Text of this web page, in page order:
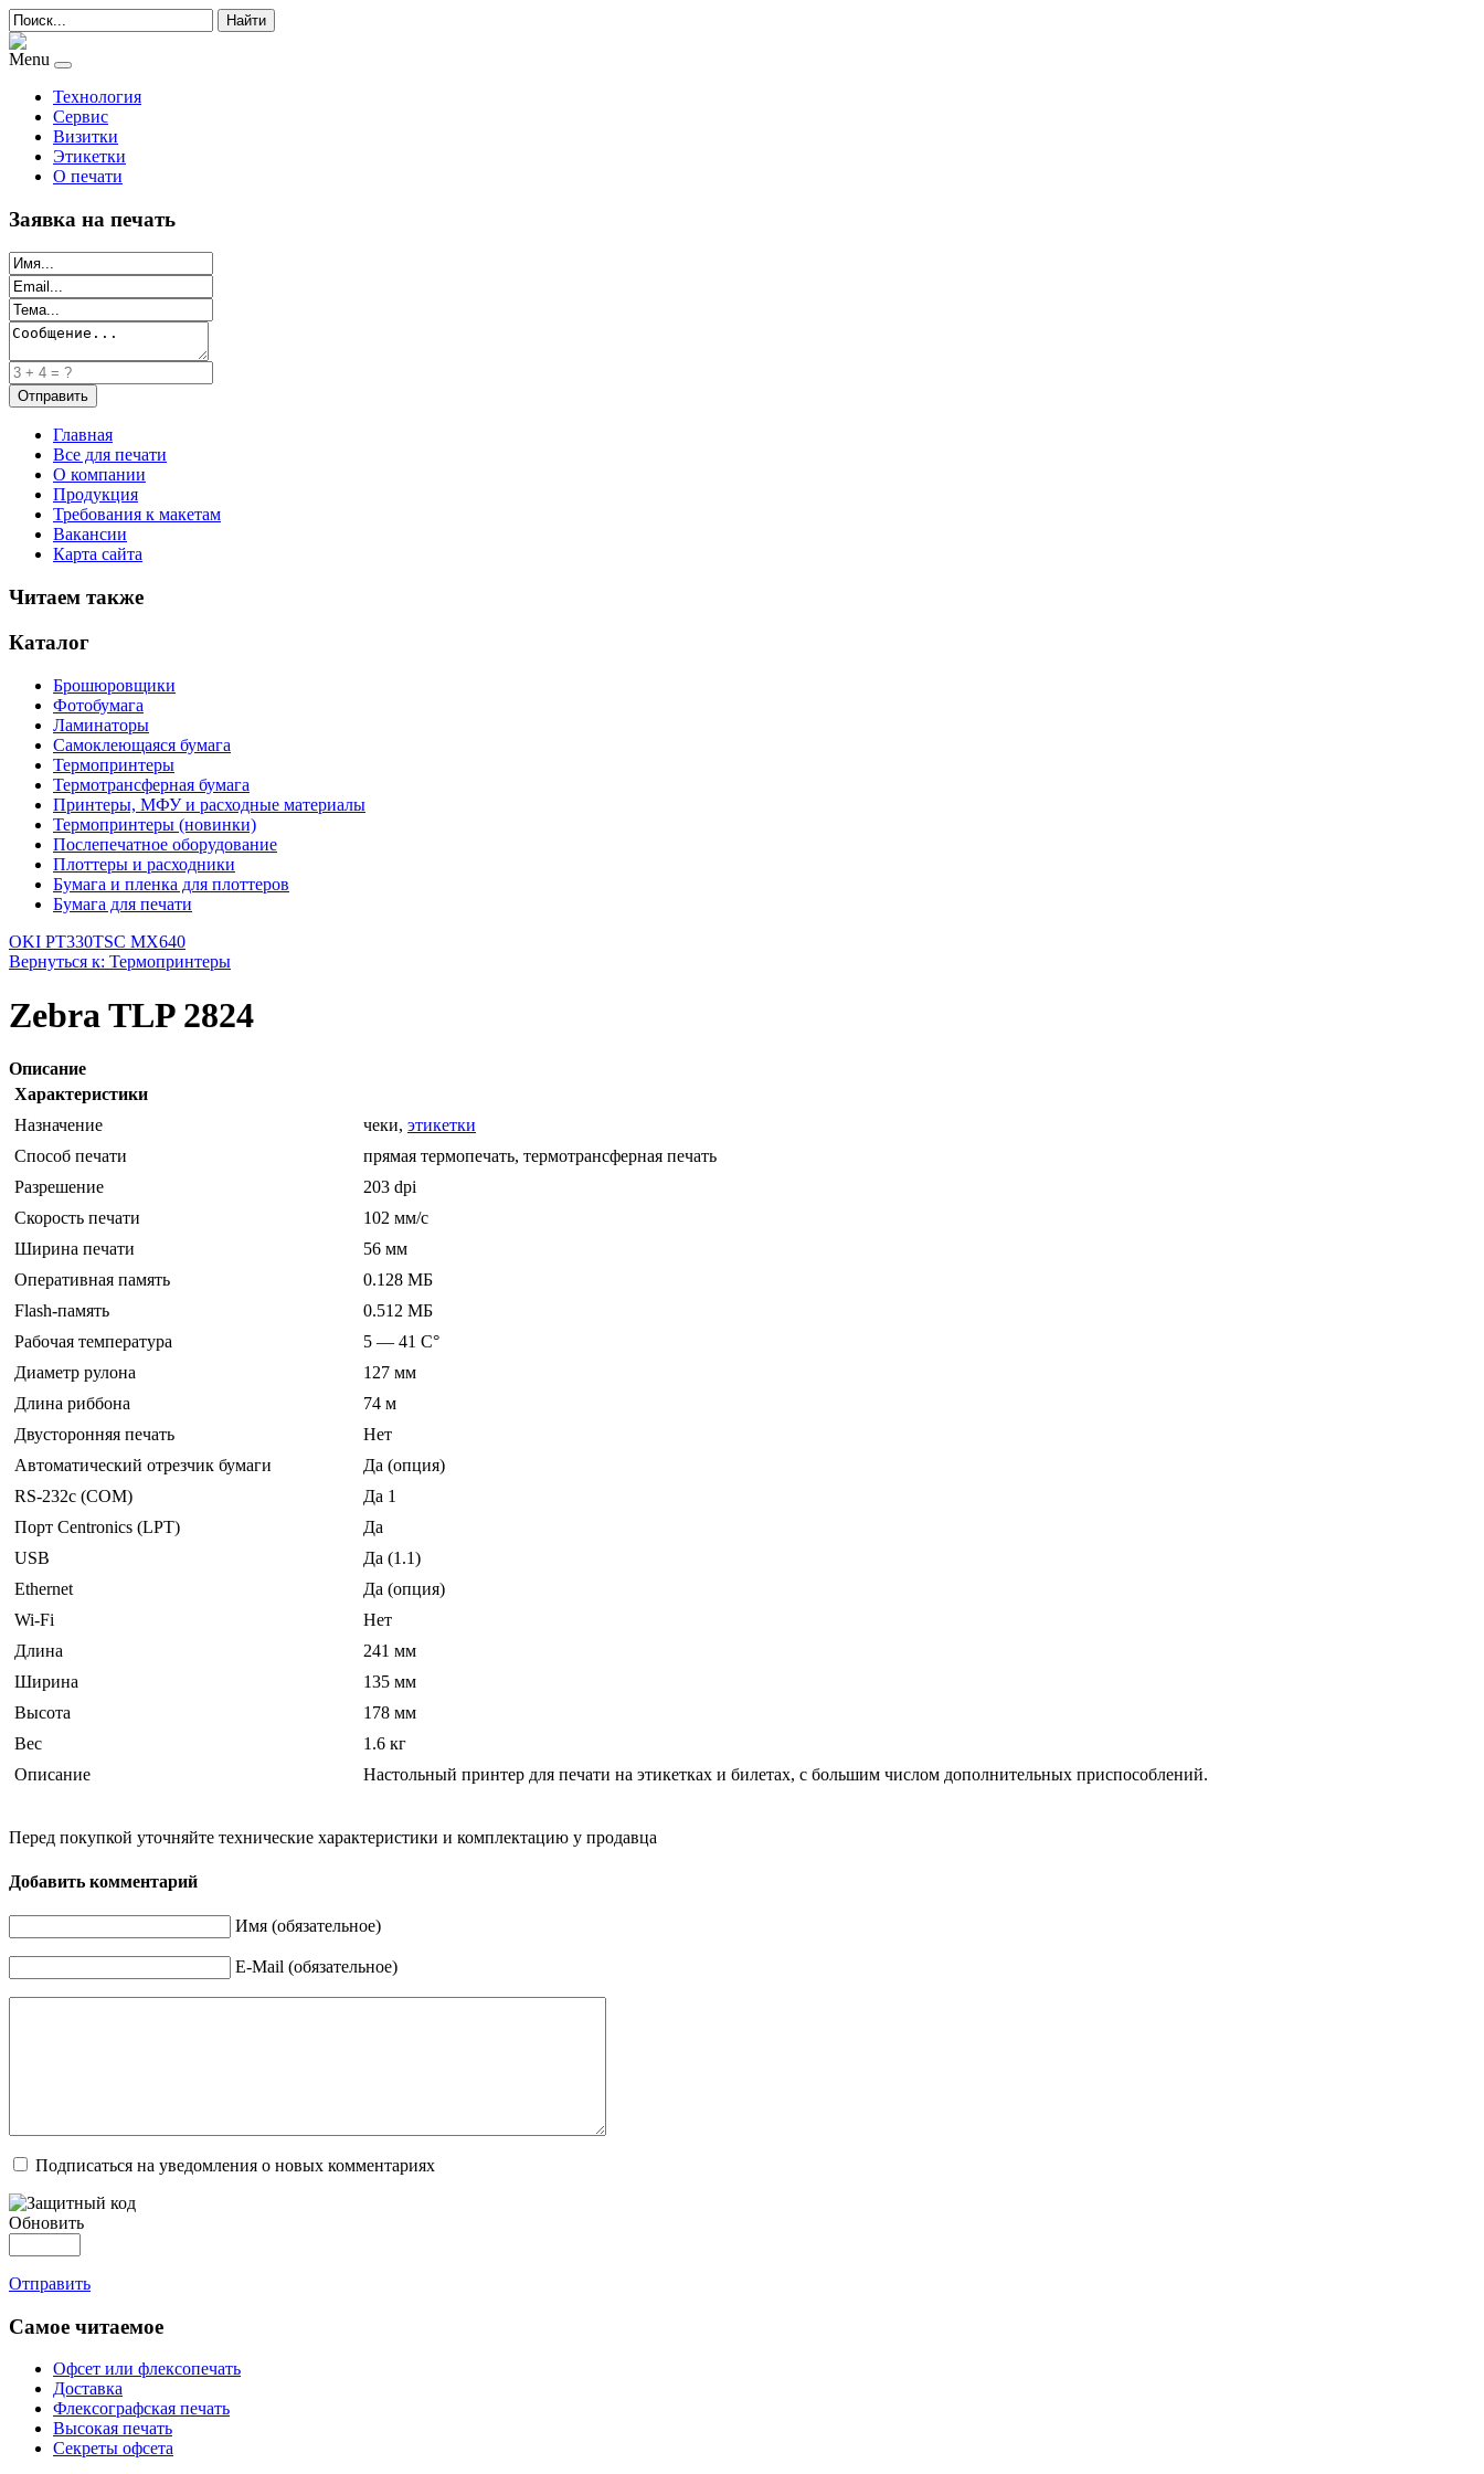
Найти
Menu
Технология
Сервис
Визитки
Этикетки
О печати
Заявка на печать
Главная
Все для печати
О компании
Продукция
Требования к макетам
Вакансии
Карта сайта
Читаем также
Каталог
Брошюровщики
Фотобумага
Ламинаторы
Самоклеющаяся бумага
Термопринтеры
Термотрансферная бумага
Принтеры, МФУ и расходные материалы
Термопринтеры (новинки)
Послепечатное оборудование
Плоттеры и расходники
Бумага и пленка для плоттеров
Бумага для печати
OKI PT330TSC MX640
Вернуться к: Термопринтеры
Zebra TLP 2824
Описание
Характеристики
Назначение
чеки, этикетки
Способ печати
прямая термопечать, термотрансферная печать
Разрешение
203 dpi
Скорость печати
102 мм/с
Ширина печати
56 мм
Оперативная память
0.128 МБ
Flash-память
0.512 МБ
Рабочая температура
5 — 41 C°
Диаметр рулона
127 мм
Длина риббона
74 м
Двусторонняя печать
Нет
Автоматический отрезчик бумаги
Да (опция)
RS-232c (COM)
Да 1
Порт Centronics (LPT)
Да
USB
Да (1.1)
Ethernet
Да (опция)
Wi-Fi
Нет
Длина
241 мм
Ширина
135 мм
Высота
178 мм
Вес
1.6 кг
Описание
Настольный принтер для печати на этикетках и билетах, с большим числом дополнительных приспособлений.
Перед покупкой уточняйте технические характеристики и комплектацию у продавца
Добавить комментарий
Имя (обязательное)
E-Mail (обязательное)
Подписаться на уведомления о новых комментариях
Обновить
Отправить
Самое читаемое
Офсет или флексопечать
Доставка
Флексографская печать
Высокая печать
Секреты офсета